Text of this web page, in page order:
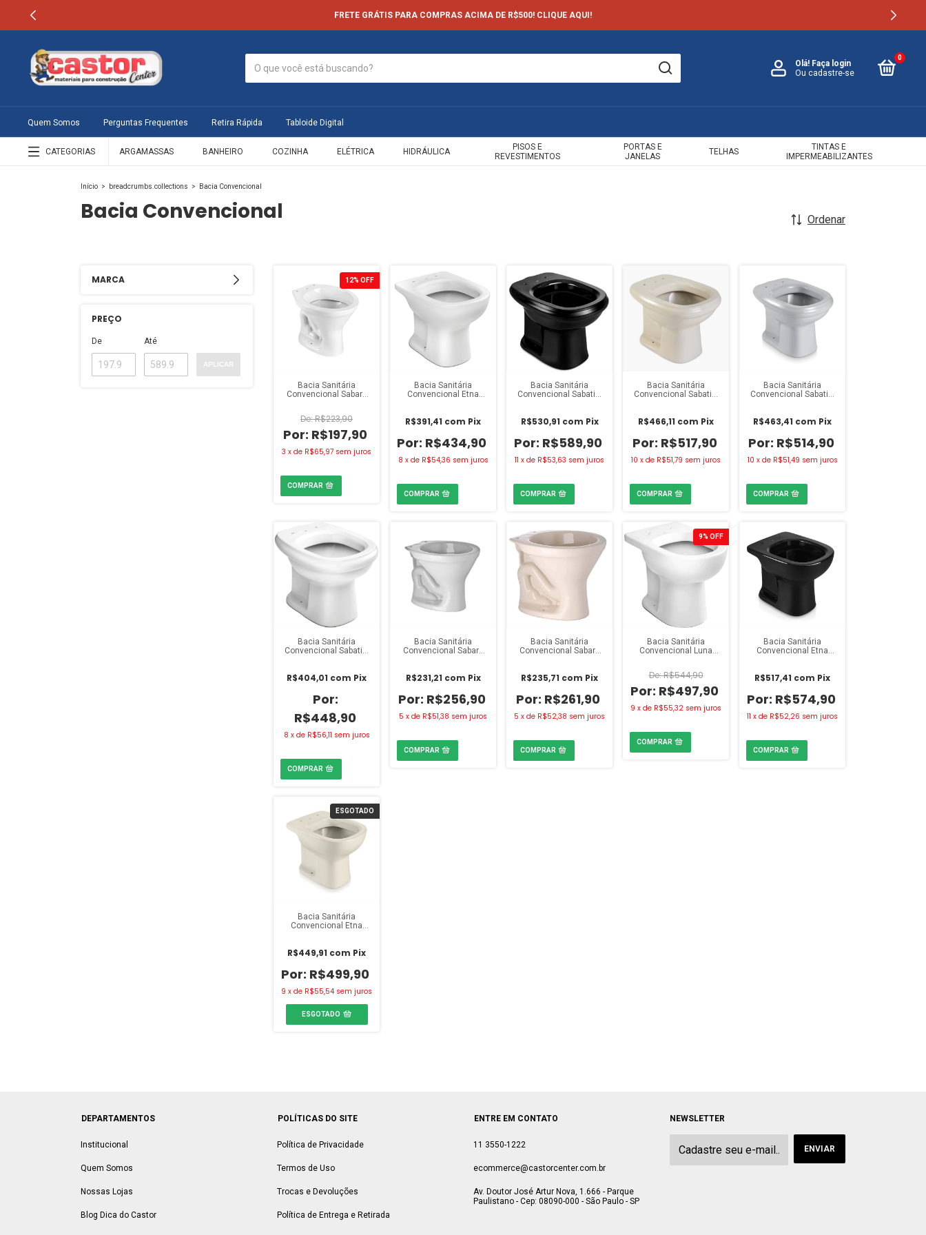
FRETE GRÁTIS PARA COMPRAS ACIMA DE R$500! CLIQUE AQUI!
Olá! Faça login
Ou cadastre-se
0
Quem Somos Perguntas Frequentes Retira Rápida Tabloide Digital
CATEGORIAS ARGAMASSAS BANHEIRO COZINHA ELÉTRICA HIDRÁULICA
PISOS E
REVESTIMENTOS
PORTAS E
JANELAS
TELHAS
TINTAS E
IMPERMEABILIZANTES
Início > breadcrumbs.collections > Bacia Convencional
Bacia Convencional Ordenar
MARCA
PREÇO
De Até
APLICAR
12% OFF
Bacia Sanitária
Convencional Sabar
R$197,90
R$223,90
3 x de R$65,97 sem juros
Bacia Sanitária
Convencional Etna
R$434,90
R$391,41 com Pix
8 x de R$54,36 sem juros
Bacia Sanitária
Convencional Sabatini
R$589,90
R$530,91 com Pix
11 x de R$53,63 sem juros
Bacia Sanitária
Convencional Sabatini
R$517,90
R$466,11 com Pix
10 x de R$51,79 sem juros
Bacia Sanitária
Convencional Sabatini
R$514,90
R$463,41 com Pix
10 x de R$51,49 sem juros
Bacia Sanitária
Convencional Sabatini
R$448,90
R$404,01 com Pix
8 x de R$56,11 sem juros
Bacia Sanitária
Convencional Sabar
R$256,90
R$231,21 com Pix
5 x de R$51,38 sem juros
Bacia Sanitária
Convencional Sabar
R$261,90
R$235,71 com Pix
5 x de R$52,38 sem juros
9% OFF
Bacia Sanitária
Convencional Luna
R$497,90
R$544,90
9 x de R$55,32 sem juros
Bacia Sanitária
Convencional Etna
R$574,90
R$517,41 com Pix
11 x de R$52,26 sem juros
ESGOTADO
Bacia Sanitária
Convencional Etna
R$499,90
R$449,91 com Pix
9 x de R$55,54 sem juros
ESGOTADO
DEPARTAMENTOS
Institucional
Quem Somos
Nossas Lojas
Blog Dica do Castor
POLÍTICAS DO SITE
Política de Privacidade
Termos de Uso
Trocas e Devoluções
Política de Entrega e Retirada
ENTRE EM CONTATO
11 3550-1222
ecommerce@castorcenter.com.br
Av. Doutor José Artur Nova, 1.666 - Parque
Paulistano - Cep: 08090-000 - São Paulo - SP
NEWSLETTER